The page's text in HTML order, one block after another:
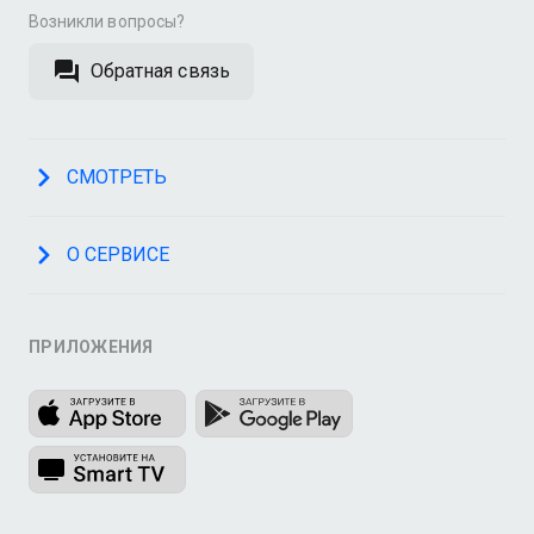
Возникли вопросы?
Обратная связь
СМОТРЕТЬ
О СЕРВИСЕ
ПРИЛОЖЕНИЯ